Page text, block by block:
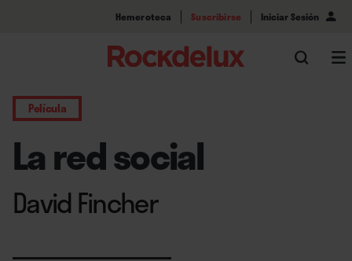
Hemeroteca Suscribirse Iniciar Sesión
Película
La red social
David Fincher